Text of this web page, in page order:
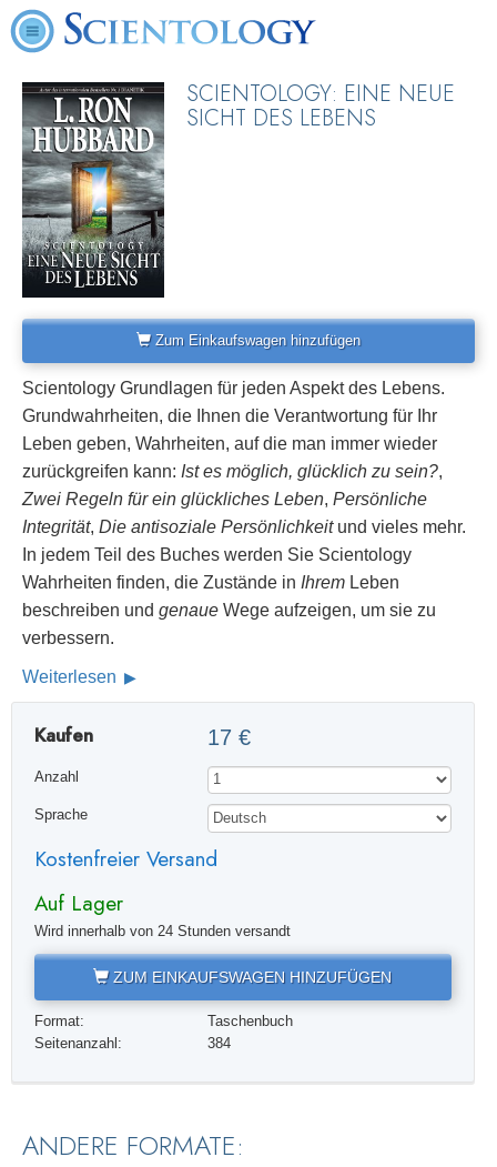
SCIENTOLOGY: EINE NEUE
SICHT DES LEBENS
Zum Einkaufswagen hinzufügen
Scientology Grundlagen für jeden Aspekt des Lebens.
Grundwahrheiten, die Ihnen die Verantwortung für Ihr
Leben geben, Wahrheiten, auf die man immer wieder
zurückgreifen kann: Ist es möglich, glücklich zu sein?,
Zwei Regeln für ein glückliches Leben, Persönliche
Integrität, Die antisoziale Persönlichkeitund vieles mehr.
In jedem Teil des Buches werden Sie Scientology
Wahrheiten finden, die Zustände in Ihrem Leben
beschreiben und genaue Wege aufzeigen, um sie zu
verbessern.
Weiterlesen
Kaufen 17 €
Anzahl
Sprache
Kostenfreier Versand
Auf Lager
Wird innerhalb von 24 Stunden versandt
ZUM EINKAUFSWAGEN HINZUFÜGEN
Format:
Taschenbuch
Seitenanzahl:
384
ANDERE FORMATE: